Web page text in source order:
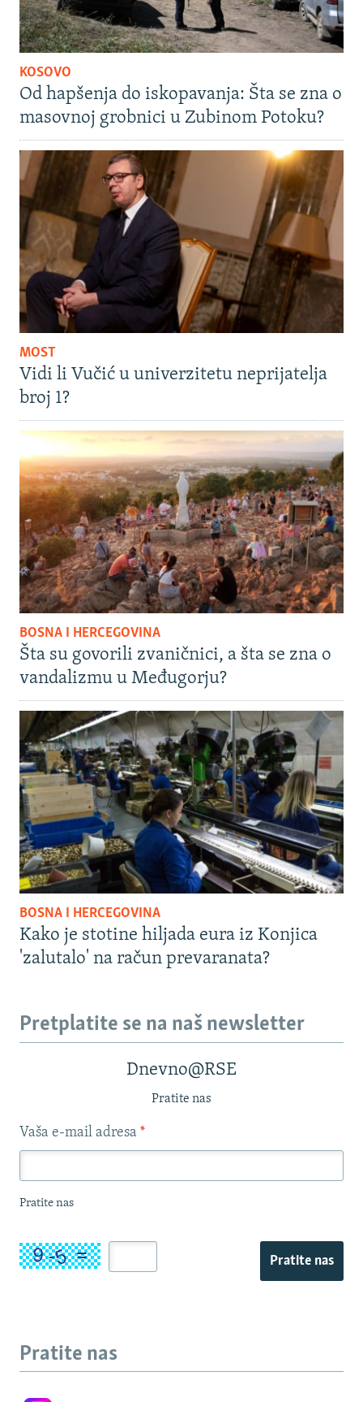
KOSOVO
Od hapšenja do iskopavanja: Šta se zna o
masovnoj grobnici u Zubinom Potoku?
MOST
Vidi li Vučić u univerzitetu neprijatelja
broj 1?
BOSNA I HERCEGOVINA
Šta su govorili zvaničnici, a šta se zna o
vandalizmu u Međugorju?
BOSNA I HERCEGOVINA
Kako je stotine hiljada eura iz Konjica
'zalutalo' na račun prevaranata?
Pretplatite se na naš newsletter
Dnevno@RSE
Pratite nas
Vaša e-mail adresa *
Pratite nas
Pratite nas
Pratite nas